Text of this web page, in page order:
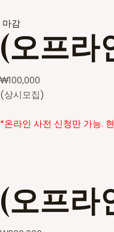
마감
(오프라
₩100,000
(상시모집)
*온라인 사전 신청만 가능.
(오프라